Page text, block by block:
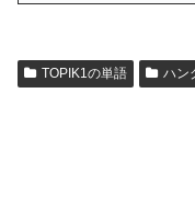
TOPIK1の単語 ハン